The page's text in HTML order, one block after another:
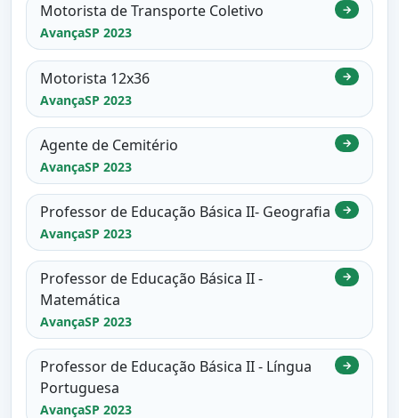
Motorista de Transporte Coletivo
AvançaSP 2023
→
Motorista 12x36
AvançaSP 2023
→
Agente de Cemitério
AvançaSP 2023
→
Professor de Educação Básica II- Geografia
AvançaSP 2023
→
Professor de Educação Básica II -
Matemática
AvançaSP 2023
→
Professor de Educação Básica II - Língua
Portuguesa
AvançaSP 2023
→